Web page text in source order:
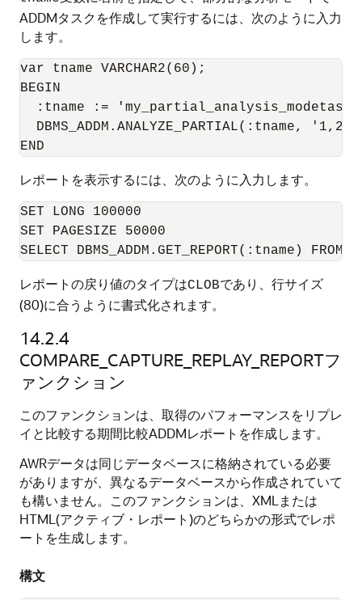
ADDMタスクを作成して実行するには、次のように入力
します。
var tname VARCHAR2(60);
BEGIN
:tname :=
DBMS_ADDM.ANALYZE_PARTIAL(:tname,
レポートを表示するには、次のように入力します。
SET LONG 100000
SET PAGESIZE 50000
レポートの戻り値のタイプはCLOBであり、行サイズ
(80)に合うように書式化されます。
14.2.4
COMPARE_CAPTURE_REPLAY_REPORTフ
ァンクション
このファンクションは、取得のパフォーマンスをリプレ
イと比較する期間比較ADDMレポートを作成します。
AWRデータは同じデータベースに格納されている必要
がありますが、異なるデータベースから作成されていて
も構いません。このファンクションは、XMLまたは
HTML(アクティブ・レポート)のどちらかの形式でレポ
ートを生成します。
構文